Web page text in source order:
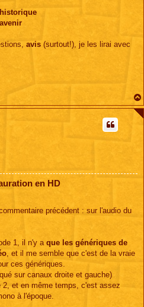
avis (surtout!), je les lirai avec
en HD
précédent : sur l'audio du
1, il n'y a que les génériques de
, et il me semble que c'est de la vraie
ces génériques.
sur canaux droite et gauche)
et en même temps, c'est assez
à l'époque.